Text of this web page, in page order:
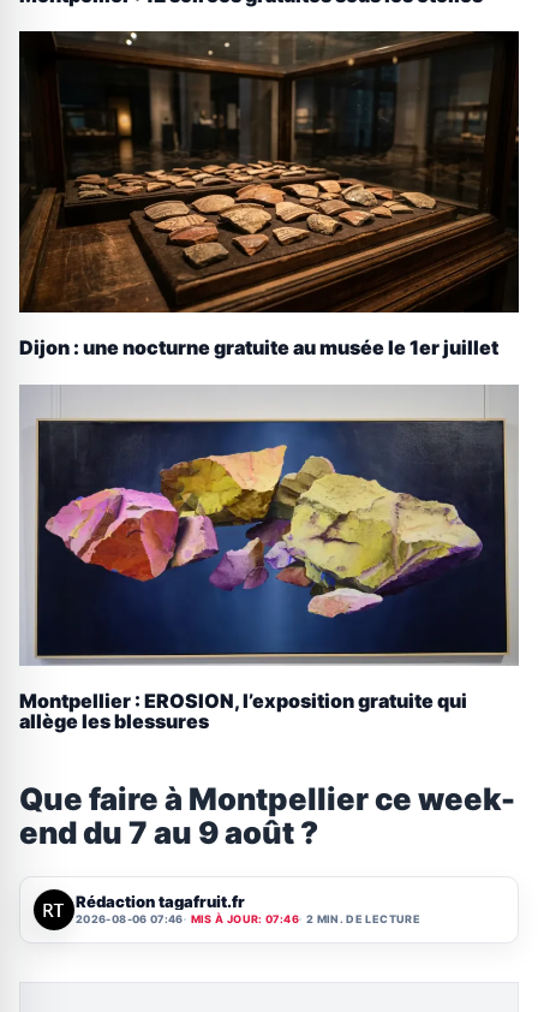
Dijon : une nocturne gratuite au musée le 1er juillet
Montpellier : EROSION, l’exposition gratuite qui
allège les blessures
Que faire à Montpellier ce week-
end du 7 au 9 août ?
Rédaction tagafruit.fr
2026-08-06 07:46 MIS À JOUR: 07:46 2 MIN. DE LECTURE